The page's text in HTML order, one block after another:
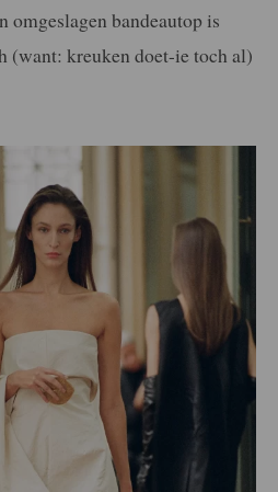
omgeslagen bandeautop is
(want: kreuken doet-ie toch al)